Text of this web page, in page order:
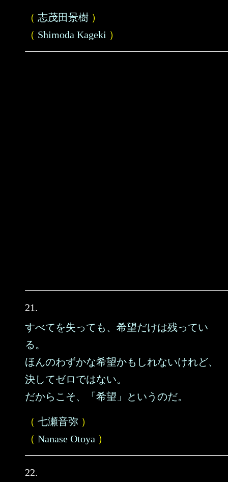
（ 志茂田景樹 ）
（ Shimoda Kageki ）
21.
すべてを失っても、希望だけは残ってい
る。
ほんのわずかな希望かもしれないけれど、
決してゼロではない。
だからこそ、「希望」というのだ。
（ 七瀬音弥 ）
（ Nanase Otoya ）
22.